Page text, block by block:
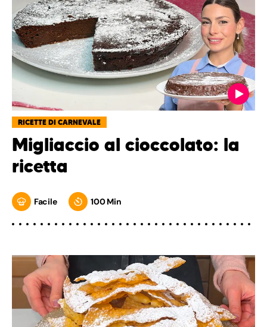
RICETTE DI CARNEVALE
Migliaccio al cioccolato: la
ricetta
Facile 100 Min